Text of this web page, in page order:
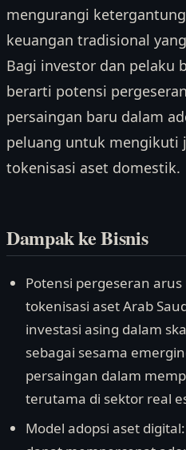
mengurangi
keuangan tradisional
Bagi investor dan pelaku
berarti potensi
persaingan baru dalam
peluang untuk mengikuti
tokenisasi aset domestik.
Dampak ke Bisnis
Potensi pergeseran arus
tokenisasi aset Arab
investasi asing dalam
sebagai sesama
persaingan dalam
terutama di sektor real
Model adopsi aset